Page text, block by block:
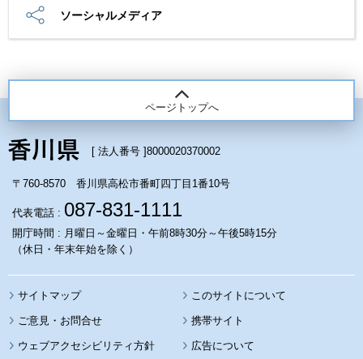
ソーシャルメディア
ページトップへ
[ 法人番号 ]8000020370002
〒760-8570 香川県高松市番町四丁目1番10号
代表電話 : 087-831-1111
開庁時間 : 月曜日～金曜日・午前8時30分～午後5時15分
（休日・年末年始を除く）
サイトマップ このサイトについて
携帯サイト
ウェブアクセシビリティ方針 広告について